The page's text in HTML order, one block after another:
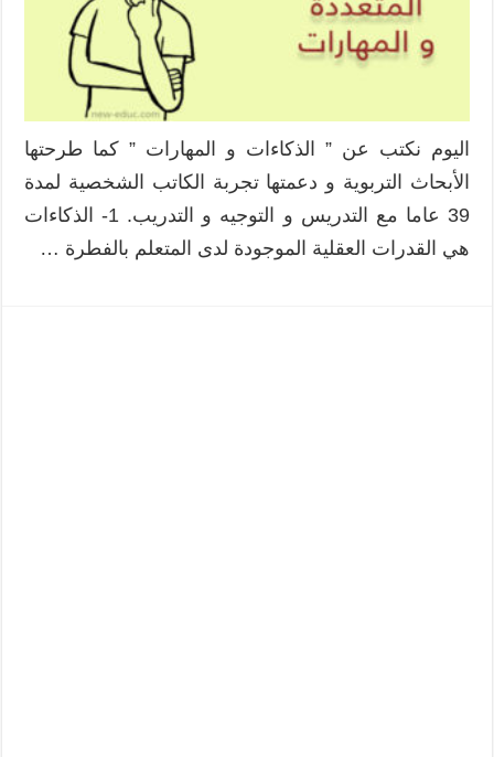
اليوم نكتب عن ” الذكاءات و المهارات ” كما طرحتها
الأبحاث التربوية و دعمتها تجربة الكاتب الشخصية لمدة
39 عاما مع التدريس و التوجيه و التدريب. 1- الذكاءات
هي القدرات العقلية الموجودة لدى المتعلم بالفطرة …